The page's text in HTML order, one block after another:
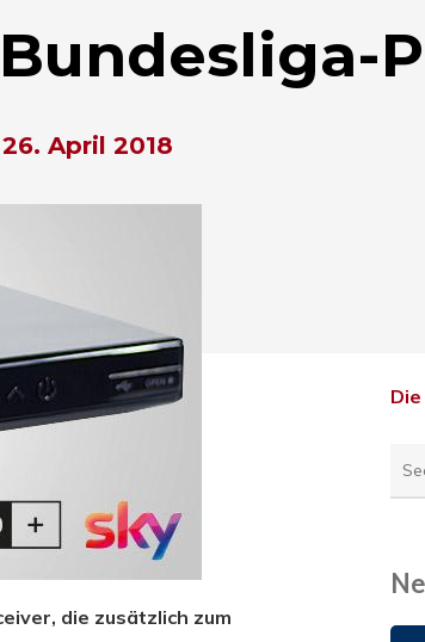
Bundesliga-
26. April 2018
die zusätzlich zum